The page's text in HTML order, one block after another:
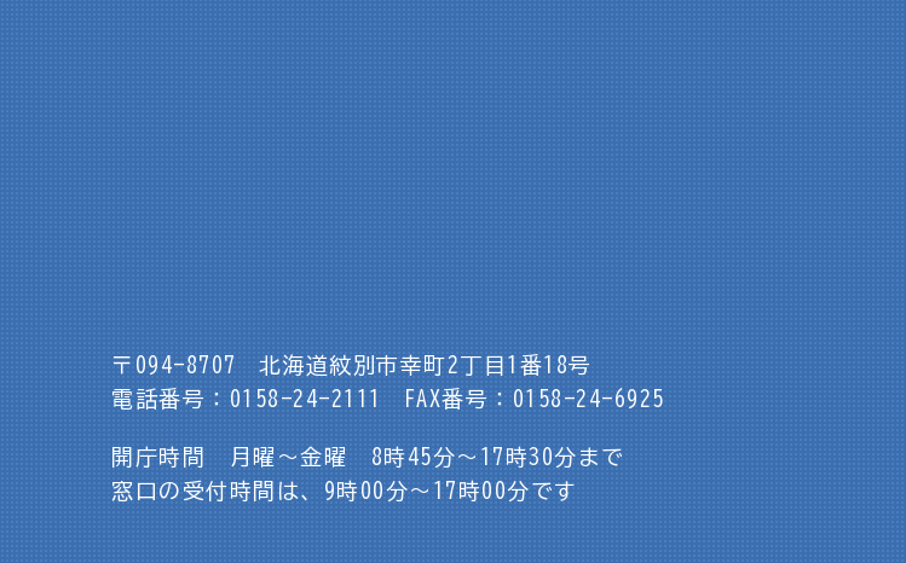
〒094-8707
北海道紋別市幸町2丁目1番18号
電話番号：0158-24-2111
FAX番号：0158-24-6925
開庁時間 月曜～金曜 8時45分～17時30分まで
窓口の受付時間は、9時00分～17時00分です